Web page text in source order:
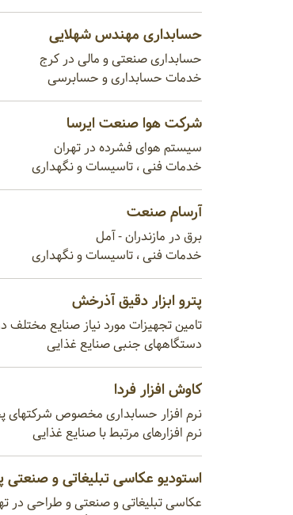
حسابداری مهندس شهلایی
حسابداری صنعتی و مالی در کرج
خدمات حسابداری و حسابرسی
شرکت هوا صنعت ایرسا
سیستم هوای فشرده در تهران
خدمات فنی ، تاسیسات و نگهداری
آرسام صنعت
برق در مازندران - آمل
خدمات فنی ، تاسیسات و نگهداری
پترو ابزار دقیق آذرخش
تامین تجهیزات مورد نیاز صنایع مختلف
دستگاههای جنبی صنایع غذایی
کاوش افزار فردا
نرم افزار حسابداری مخصوص
نرم افزارهای مرتبط با صنایع غذایی
استودیو عکاسی تبلیغاتی و صنعتی
عکاسی تبلیغاتی و صنعتی و طراحی در